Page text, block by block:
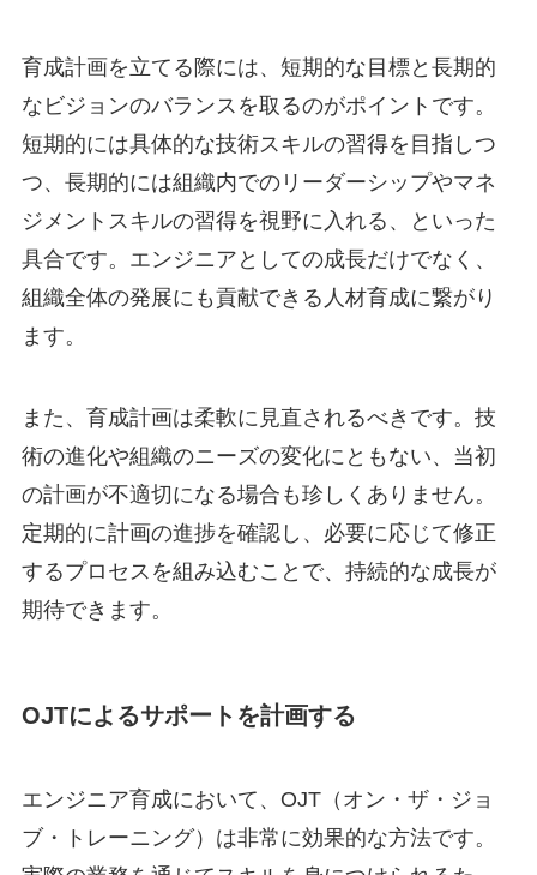
育成計画を立てる際には、短期的な目標と長期的
なビジョンのバランスを取るのがポイントです。
短期的には具体的な技術スキルの習得を目指しつ
つ、長期的には組織内でのリーダーシップやマネ
ジメントスキルの習得を視野に入れる、といった
具合です。エンジニアとしての成長だけでなく、
組織全体の発展にも貢献できる人材育成に繋がり
ます。
また、育成計画は柔軟に見直されるべきです。技
術の進化や組織のニーズの変化にともない、当初
の計画が不適切になる場合も珍しくありません。
定期的に計画の進捗を確認し、必要に応じて修正
するプロセスを組み込むことで、持続的な成長が
期待できます。
OJTによるサポートを計画する
エンジニア育成において、OJT（オン・ザ・ジョ
ブ・トレーニング）は非常に効果的な方法です。